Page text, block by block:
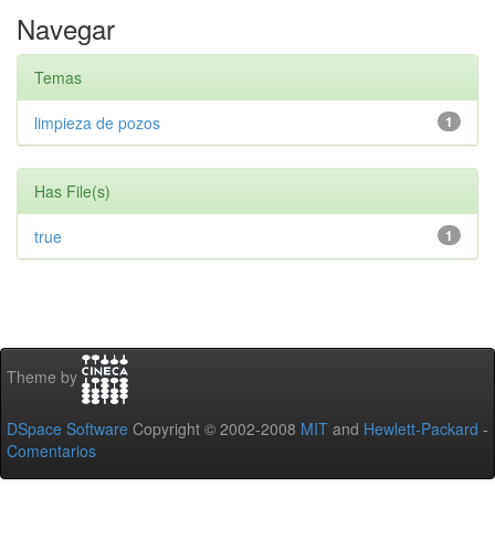
Navegar
Temas
1
limpieza de pozos
Has File(s)
1
true
Theme by
DSpace Software Copyright © 2002-2008 MIT and Hewlett-Packard -
Comentarios